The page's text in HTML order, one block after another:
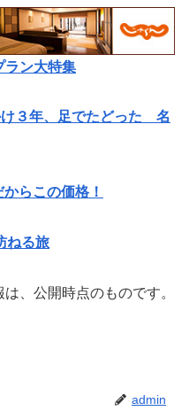
ラン大特集
け３年、足でたどった 名
らこの価格！
ねる旅
、公開時点のものです。
admin